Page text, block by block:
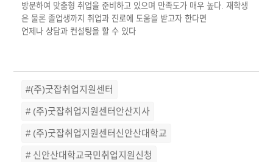
방문하여 맞춤형 취업을 준비하고 있으며 만족도가 매우 높다. 재학생
은 물론 졸업생까지 취업과 진로에 도움을 받고자 한다면
언제나 상담과 컨설팅을 할 수 있다
#(주)굿잡취업지원센터
# (주)굿잡취업지원센터안산지사
# (주)굿잡취업지원센터신안산대학교
# 신안산대학교국민취업지원신청